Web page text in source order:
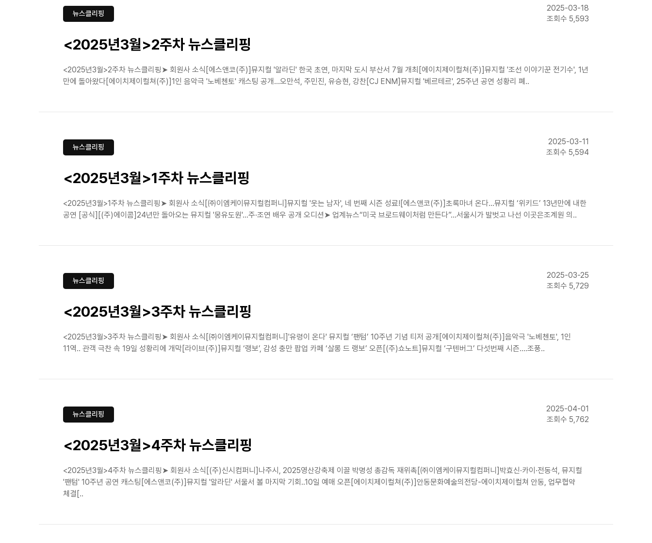
뉴스클리핑
2025-03-18
조회수 5,593
<2025년3월>2주차 뉴스클리핑
<2025년3월>2주차 뉴스클리핑➤ 회원사 소식[에스앤코(주)]뮤지컬 '알라딘' 한국 초연, 마지막 도시 부산서 7월 개최[에이치제이컬쳐(주)]뮤지컬 '조선 이야기꾼 전기수', 1년
만에 돌아왔다[에이치제이컬쳐(주)]1인 음악극 '노베첸토' 캐스팅 공개...오만석, 주민진, 유승현, 강찬[CJ ENM]뮤지컬 '베르테르', 25주년 공연 성황리 폐..
뉴스클리핑
2025-03-11
조회수 5,594
<2025년3월>1주차 뉴스클리핑
<2025년3월>1주차 뉴스클리핑➤ 회원사 소식[㈜이엠케이뮤지컬컴퍼니]뮤지컬 '웃는 남자', 네 번째 시즌 성료![에스앤코(주)]초록마녀 온다…뮤지컬 ‘위키드’ 13년만에 내한
공연 [공식][(주)에이콤]24년만 돌아오는 뮤지컬 '몽유도원'…주·조연 배우 공개 오디션➤ 업계뉴스“미국 브로드웨이처럼 만든다”...서울시가 발벗고 나선 이곳은조계원 의..
뉴스클리핑
2025-03-25
조회수 5,729
<2025년3월>3주차 뉴스클리핑
<2025년3월>3주차 뉴스클리핑➤ 회원사 소식[㈜이엠케이뮤지컬컴퍼니]'유령이 온다' 뮤지컬 ‘팬텀’ 10주년 기념 티저 공개[에이치제이컬쳐(주)]음악극 '노베첸토', 1인
11역.. 관객 극찬 속 19일 성황리에 개막[라이브(주)]뮤지컬 ‘랭보’, 감성 충만 팝업 카페 ‘살롱 드 랭보’ 오픈[(주)쇼노트]뮤지컬 ‘구텐버그’ 다섯번째 시즌….조풍..
뉴스클리핑
2025-04-01
조회수 5,762
<2025년3월>4주차 뉴스클리핑
<2025년3월>4주차 뉴스클리핑➤ 회원사 소식[(주)신시컴퍼니]나주시, 2025영산강축제 이끌 박명성 총감독 재위촉[㈜이엠케이뮤지컬컴퍼니]박효신·카이·전동석, 뮤지컬
'팬텀' 10주년 공연 캐스팅[에스앤코(주)]뮤지컬 '알라딘' 서울서 볼 마지막 기회..10일 예매 오픈[에이치제이컬쳐(주)]안동문화예술의전당-에이치제이컬쳐 안동, 업무협약
체결[..